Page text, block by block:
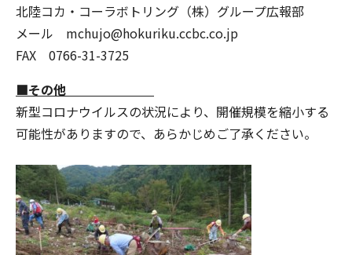
北陸コカ・コーラボトリング（株）グループ広報部
メール mchujo@hokuriku.ccbc.co.jp
FAX 0766-31-3725
■その他
新型コロナウイルスの状況により、開催規模を縮小する
可能性がありますので、あらかじめご了承ください。